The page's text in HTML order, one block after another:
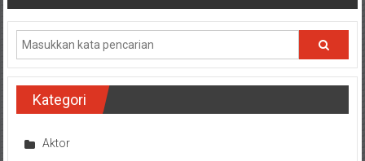
Kategori
Aktor